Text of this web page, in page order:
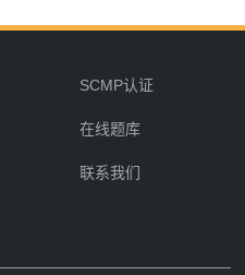
SCMP认证
在线题库
联系我们